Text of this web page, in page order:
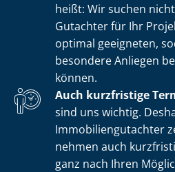
heißt: Wir suchen
Gutachter für Ihr
optimal geeigneten,
besondere Anliegen
können.
Auch kurzfristige
sind uns wichtig.
Im­mo­bi­li­en­gut­ach­ter
nehmen auch
ganz nach Ihren